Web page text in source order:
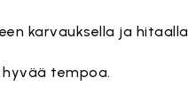
karvauksella ja hitaalla
tempoa.